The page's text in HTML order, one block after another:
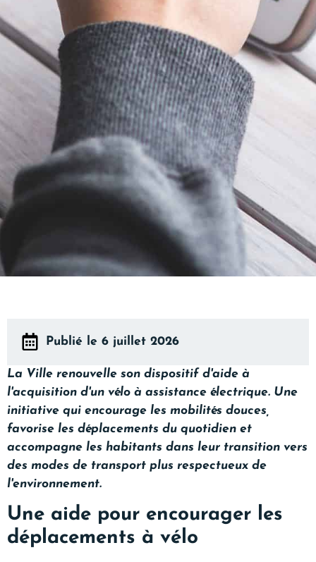
Publié le 6 juillet 2026
La Ville renouvelle son dispositif d'aide à
l'acquisition d'un vélo à assistance électrique. Une
initiative qui encourage les mobilités douces,
favorise les déplacements du quotidien et
accompagne les habitants dans leur transition vers
des modes de transport plus respectueux de
l'environnement.
Une aide pour encourager les
déplacements à vélo